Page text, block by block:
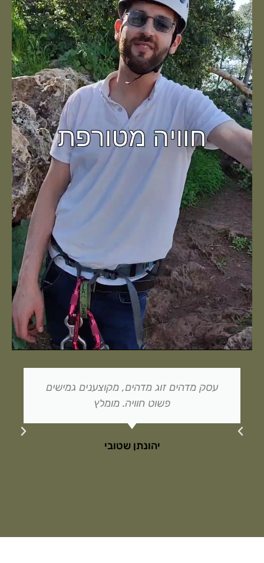
עסק מדהים זוג מדהים, מקוצענים גמישים
פשוט חוויה. מומלץ
יהונתן שטובי